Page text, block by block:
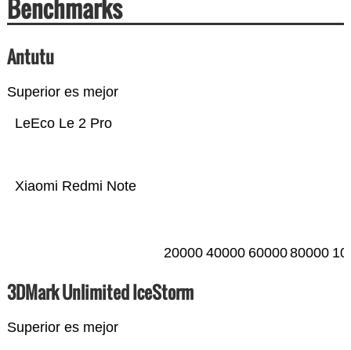
Benchmarks
Antutu
Superior es mejor
Xiaomi Redmi Note
LeEco Le 2 Pro
20000 40000 6000080000
3DMark Unlimited IceStorm
Superior es mejor